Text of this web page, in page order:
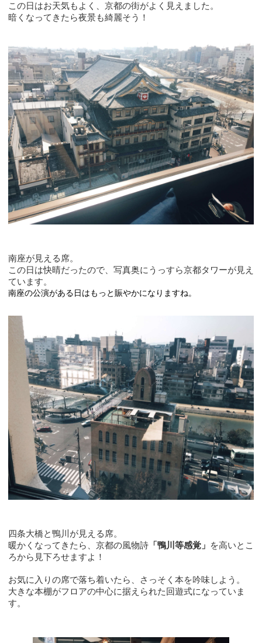
この日はお天気もよく、京都の街がよく見えました。
暗くなってきたら夜景も綺麗そう！
南座が見える席。
この日は快晴だったので、写真奥にうっすら京都タワーが見え
ています。
南座の公演がある日はもっと賑やかになりますね。
四条大橋と鴨川が見える席。
暖かくなってきたら、京都の風物詩 「鴨川等感覚」
を高いとこ
ろから見下ろせますよ！
お気に入りの席で落ち着いたら、さっそく本を吟味しよう。
大きな本棚がフロアの中心に据えられた回遊式になっていま
す。